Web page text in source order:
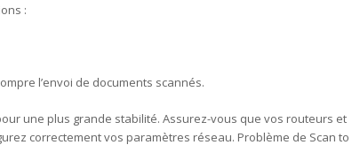
:
l’envoi de documents scannés.
une plus grande stabilité. Assurez-vous que vos routeurs et
correctement vos paramètres réseau. Problème de Scan to